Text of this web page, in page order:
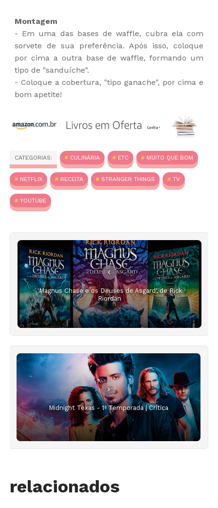
Montagem
- Em uma das bases de waffle, cubra ela com
sorvete de sua preferência. Após isso, coloque
por cima a outra base de waffle, formando um
tipo de "sanduíche".
- Coloque a cobertura, "tipo ganache", por cima e
bom apetite!
CATEGORIAS: CULINÁRIA ETC MUITO QUE BOM
NETFLIX RECEITA STRANGER THINGS TV
YOUTUBE
'Magnus Chase e os Deuses de Asgard', de Rick
Riordan
Midnight Texas - 1ª Temporada | Crítica
relacionados